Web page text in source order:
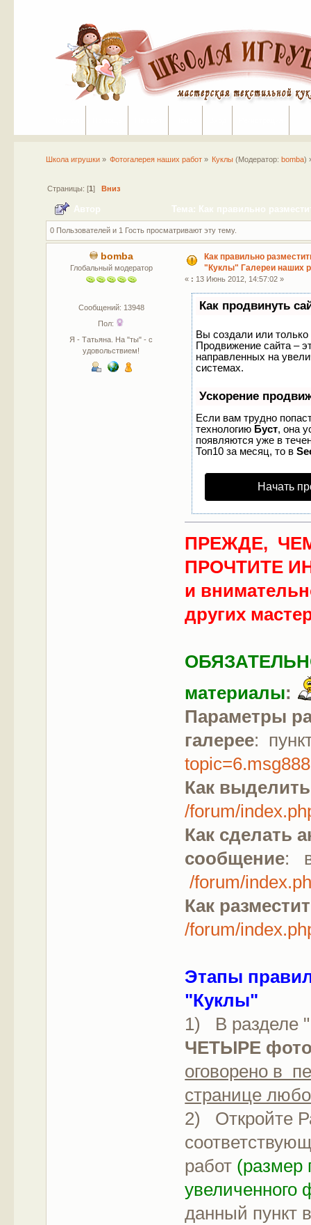
Школа игрушки» Фотогалерея наших работ » Куклы (Модератор: bomba)
Страницы: [1 ] Вниз
Автор
Тема: Как правильно
раз)
0 Пользователей и 1 Гость просматривают эту тему.
bomba
Глобальный модератор
Сообщений: 13948
Пол:
Я - Татьяна. На "ты" - с
удовольствием!
Как правильно
"Куклы" Галереи наших
« : 13 Июнь 2012, 14:57:02 »
Как продвинуть
Вы создали или только
Продвижение сайта –
направленных на
системах.
Ускорение
Если вам трудно
технологию Буст, она
появляются уже в
Топ10 за месяц, то в
Начать
ПРЕЖДЕ,
ПРОЧТИТЕ
и
других
материалы:
Параметры
галерее:
Как
/forum/
Как сделать
сообщение:
/forum/
Как
/forum/
Этапы
"Куклы"
1) В разделе
ЧЕТЫРЕ
оговорено в
странице
2) Откройте
работ (размер
увеличенного
данный пункт